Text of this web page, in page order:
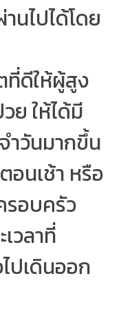
นไปได้โดย
ที่ดีให้ผู้สูง
ย ให้ได้มี
ำวันมากขึ้น
อนเช้า หรือ
อบครัว
วลาที่
ปเดินออก